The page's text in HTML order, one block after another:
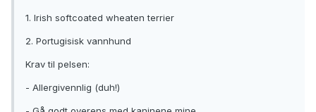
1. Irish softcoated wheaten terrier
2. Portugisisk vannhund
Krav til pelsen:
- Allergivennlig (duh!)